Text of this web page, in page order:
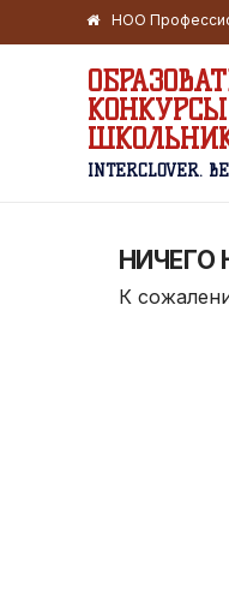
НОО
INTERCLOVER.
НИЧЕГО
К